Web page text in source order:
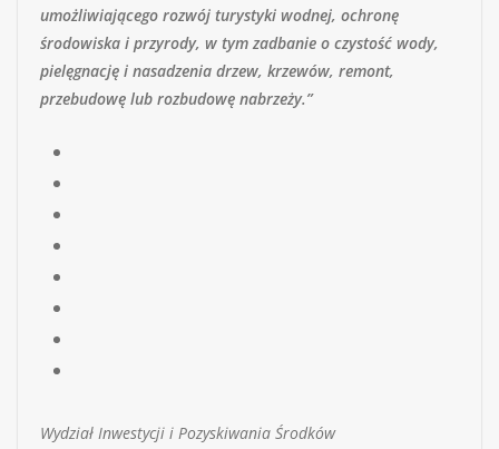
umożliwiającego rozwój turystyki wodnej, ochronę
środowiska i przyrody, w tym zadbanie o czystość wody,
pielęgnację i nasadzenia drzew, krzewów, remont,
przebudowę lub rozbudowę nabrzeży.”
Wydział Inwestycji i Pozyskiwania Środków